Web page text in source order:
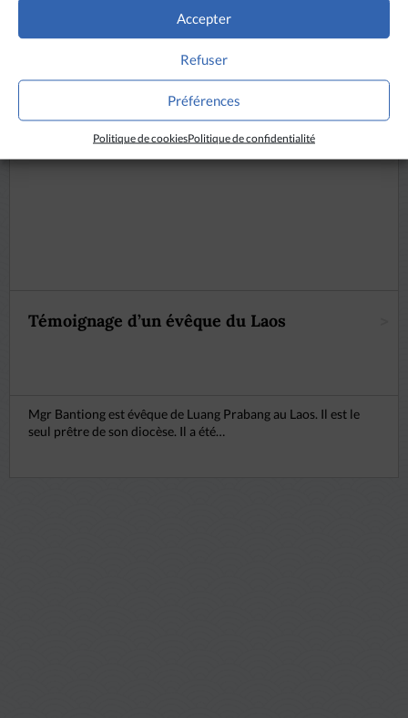
Accepter
Refuser
Préférences
Politique de cookiesPolitique de confidentialité
Témoignage d’un évêque du Laos
Mgr Bantiong est évêque de Luang Prabang au Laos. Il est le
seul prêtre de son diocèse. Il a été…